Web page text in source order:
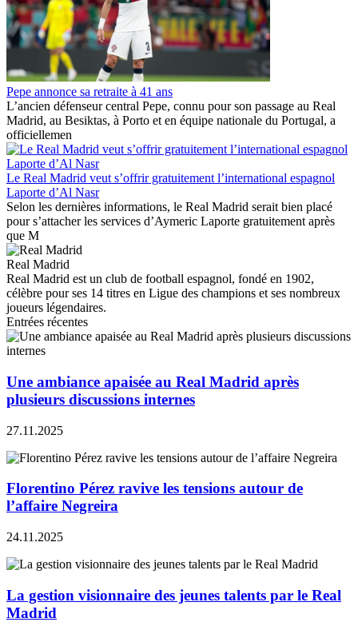
Pepe annonce sa retraite à 41 ans
L’ancien défenseur central Pepe, connu pour son passage au Real
Madrid, au Besiktas, à Porto et en équipe nationale du Portugal, a
officiellemen
Le Real Madrid veut s’offrir gratuitement l’international espagnol
Laporte d’Al Nasr
Selon les dernières informations, le Real Madrid serait bien placé
pour s’attacher les services d’Aymeric Laporte gratuitement après
que M
Real Madrid
Real Madrid est un club de football espagnol, fondé en 1902,
célèbre pour ses 14 titres en Ligue des champions et ses nombreux
joueurs légendaires.
Entrées récentes
Une ambiance apaisée au Real Madrid après
plusieurs discussions internes
27.11.2025
Florentino Pérez ravive les tensions autour de
l’affaire Negreira
24.11.2025
La gestion visionnaire des jeunes talents par le Real
Madrid